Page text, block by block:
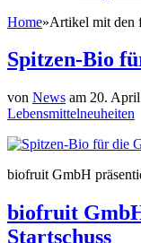
Home»Artikel mit den
Spitzen-Bio
von News am 20.
Lebensmittelneuheiten
biofruit GmbH
biofruit
Startschuss